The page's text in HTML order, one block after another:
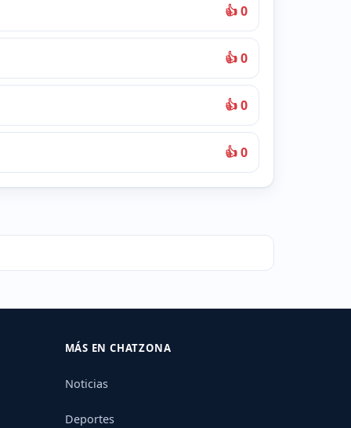
👍 0
👍 0
👍 0
👍 0
MÁS EN CHATZONA
Noticias
Deportes